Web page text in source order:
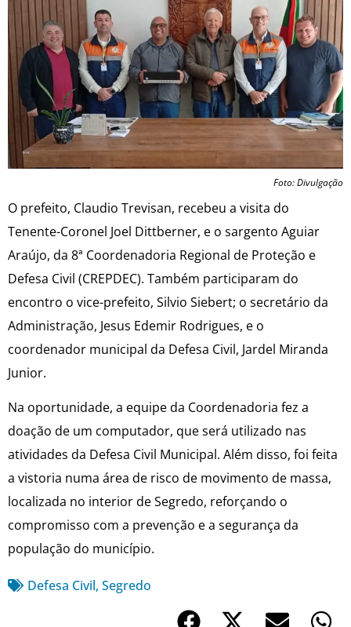
Foto: Divulgação
O prefeito, Claudio Trevisan, recebeu a visita do
Tenente-Coronel Joel Dittberner, e o sargento Aguiar
Araújo, da 8ª Coordenadoria Regional de Proteção e
Defesa Civil (CREPDEC). Também participaram do
encontro o vice-prefeito, Silvio Siebert; o secretário da
Administração, Jesus Edemir Rodrigues, e o
coordenador municipal da Defesa Civil, Jardel Miranda
Junior.
Na oportunidade, a equipe da Coordenadoria fez a
doação de um computador, que será utilizado nas
atividades da Defesa Civil Municipal. Além disso, foi feita
a vistoria numa área de risco de movimento de massa,
localizada no interior de Segredo, reforçando o
compromisso com a prevenção e a segurança da
população do município.
Defesa Civil, Segredo